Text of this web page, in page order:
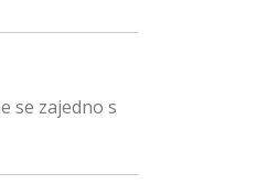
se zajedno s